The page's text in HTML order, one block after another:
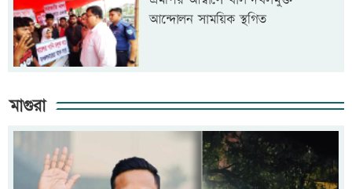
আন্দোলন সাময়িক স্থগিত
মাগুরা